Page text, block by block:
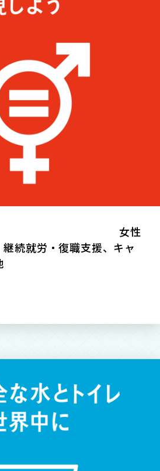
性
続就労・復職支援、キャ